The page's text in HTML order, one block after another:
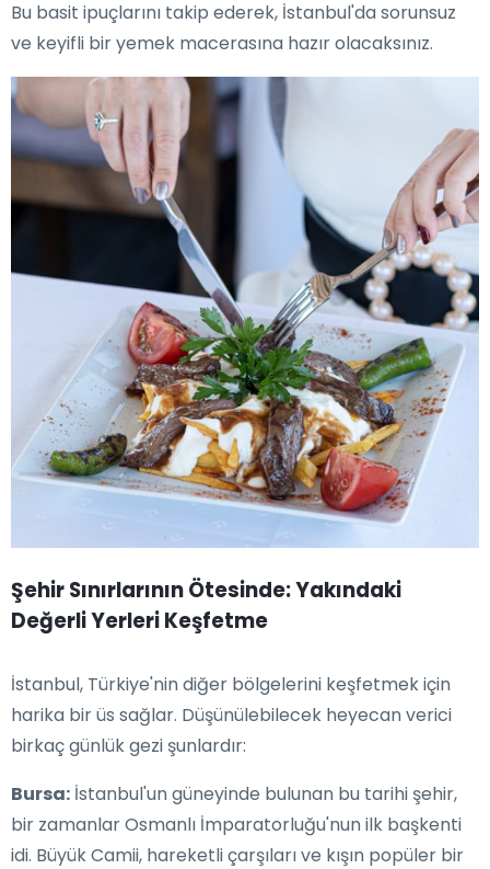
Bu basit ipuçlarını takip ederek, İstanbul'da sorunsuz
ve keyifli bir yemek macerasına hazır olacaksınız.
Şehir Sınırlarının Ötesinde: Yakındaki
Değerli Yerleri Keşfetme
İstanbul, Türkiye'nin diğer bölgelerini keşfetmek için
harika bir üs sağlar. Düşünülebilecek heyecan verici
birkaç günlük gezi şunlardır:
Bursa: İstanbul'un güneyinde bulunan bu tarihi şehir,
bir zamanlar Osmanlı İmparatorluğu'nun ilk başkenti
idi. Büyük Camii, hareketli çarşıları ve kışın popüler bir